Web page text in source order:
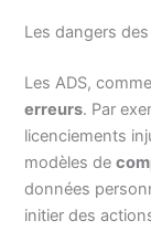
Les dangers
Les ADS,
erreurs. Par
licenciements
modèles de
données
initier des